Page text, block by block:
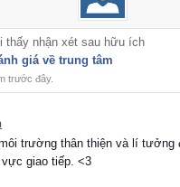
thấy nhận xét sau hữu ích
giá về trung tâm
trước đây.
trường thân thiện và lí tưởng
giao tiếp. <3